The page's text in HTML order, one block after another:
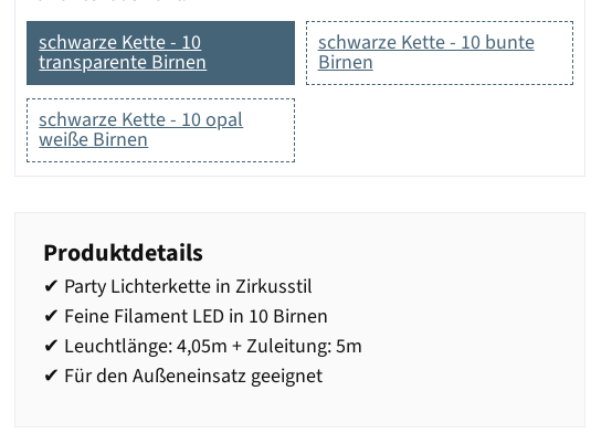
schwarze Kette - 10
transparente Birnen
schwarze Kette - 10 bunte
Birnen
schwarze Kette - 10 opal
weiße Birnen
Produktdetails
✔ Party Lichterkette in Zirkusstil
✔ Feine Filament LED in 10 Birnen
✔ Leuchtlänge: 4,05m + Zuleitung: 5m
✔ Für den Außeneinsatz geeignet